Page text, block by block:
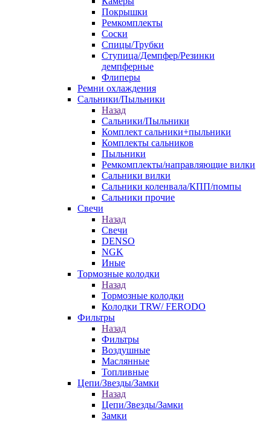
Покрышки
Ремкомплекты
Соски
Спицы/Трубки
Ступица/Демпфер/Резинки
демпферные
Флиперы
Ремни охлаждения
Сальники/Пыльники
Назад
Сальники/Пыльники
Комплект сальники+пыльники
Комплекты сальников
Пыльники
Ремкомплекты/направляющие вилки
Сальники вилки
Сальники коленвала/КПП/помпы
Сальники прочие
Свечи
Назад
Свечи
DENSO
NGK
Иные
Тормозные колодки
Назад
Тормозные колодки
Колодки TRW/ FERODO
Фильтры
Назад
Фильтры
Воздушные
Маслянные
Топливные
Цепи/Звезды/Замки
Назад
Цепи/Звезды/Замки
Замки